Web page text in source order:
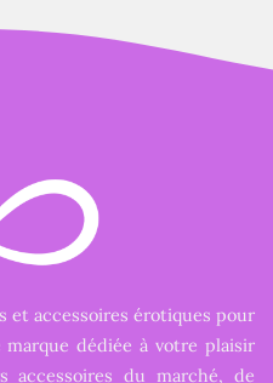
et accessoires érotiques pour
dédiée à votre plaisir
accessoires du marché, de